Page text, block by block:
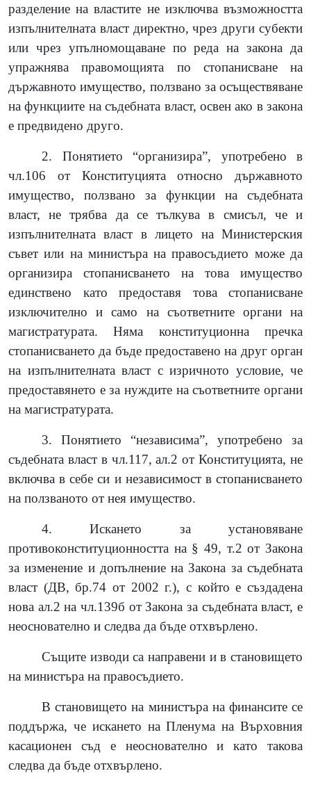
разделение на властите не изключва възможността
изпълнителната власт директно, чрез други субекти
или чрез упълномощаване по реда на закона да
упражнява правомощията по стопанисване на
държавното имущество, ползвано за осъществяване
на функциите на съдебната власт, освен ако в закона
е предвидено друго.
2. Понятието “организира”, употребено в
чл.106 от Конституцията относно държавното
имущество, ползвано за функции на съдебната
власт, не трябва да се тълкува в смисъл, че и
изпълнителната власт в лицето на Министерския
съвет или на министъра на правосъдието може да
организира стопанисването на това имущество
единствено като предоставя това стопанисване
изключително и само на съответните органи на
магистратурата. Няма конституционна пречка
стопанисването да бъде предоставено на друг орган
на изпълнителната власт с изричното условие, че
предоставянето е за нуждите на съответните органи
на магистратурата.
3. Понятието “независима”, употребено за
съдебната власт в чл.117, ал.2 от Конституцията, не
включва в себе си и независимост в стопанисването
на ползваното от нея имущество.
4. Искането за установяване
противоконституционността на § 49, т.2 от Закона
за изменение и допълнение на Закона за съдебната
власт (ДВ, бр.74 от 2002 г.), с който е създадена
нова ал.2 на чл.139б от Закона за съдебната власт, е
неоснователно и следва да бъде отхвърлено.
Същите изводи са направени и в становището
на министъра на правосъдието.
В становището на министъра на финансите се
поддържа, че искането на Пленума на Върховния
касационен съд е неоснователно и като такова
следва да бъде отхвърлено.